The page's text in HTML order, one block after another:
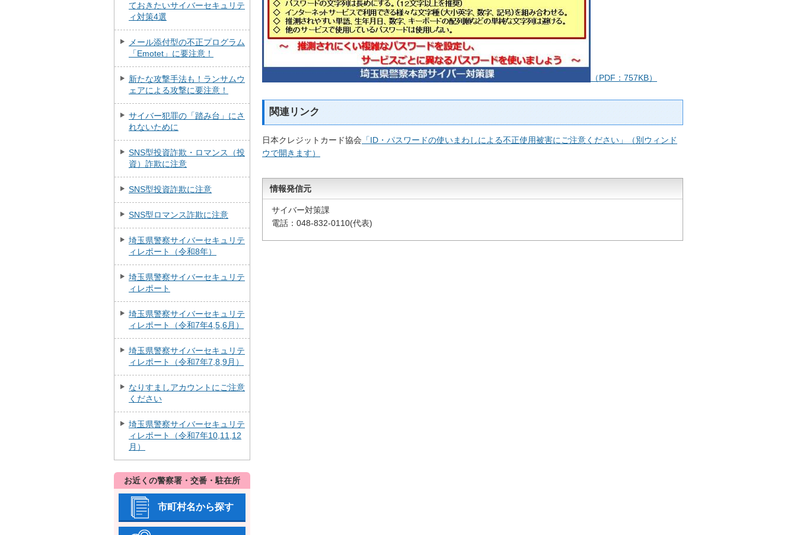
ておきたいサイバーセキュリテ
ィ対策4選
メール添付型の不正プログラム
「Emotet」に要注意！
新たな攻撃手法も！ランサムウ
ェアによる攻撃に要注意！
サイバー犯罪の「踏み台」にさ
れないために
SNS型投資詐欺・ロマンス（投
資）詐欺に注意
SNS型投資詐欺に注意
SNS型ロマンス詐欺に注意
埼玉県警察サイバーセキュリテ
ィレポート（令和8年）
埼玉県警察サイバーセキュリテ
ィレポート
埼玉県警察サイバーセキュリテ
ィレポート（令和7年4,5,6月）
埼玉県警察サイバーセキュリテ
ィレポート（令和7年7,8,9月）
なりすましアカウントにご注意
ください
埼玉県警察サイバーセキュリテ
ィレポート（令和7年10,11,12
月）
お近くの警察署・交番・駐在所
市町村名から探す
（PDF：757KB）
関連リンク
日本クレジットカード協会 「ID・パスワードの使いまわしによる不正使用被害にご注意ください」（別ウィンド
ウで開きます）
情報発信元
サイバー対策課
電話：048-832-0110(代表)